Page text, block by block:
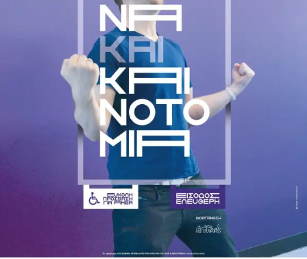
ταλαντούχων ηθοποιών, ερμηνεύουν τους είκοσι ρόλους
του έργου με παραμυθένια
κοστούμια εποχής του Μιχάλη Σδούγκου σε ένα μαγικό
σκηνικό. Το
φαντασμαγορικό θέαμα συμπληρώνεται με μαγικές
μουσικές, 3D ANIMATION,
κιν/φικές προβολές, εφέ και εντυπωσιακές ειδικές
Δείτε το trailer:
Οι προβολές και όλες οι εκδηλώσεις είναι ελεύθερες για το